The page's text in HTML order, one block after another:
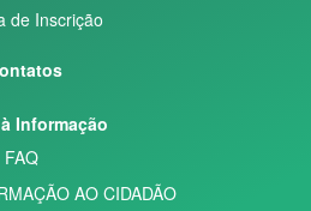
de Inscrição
Informação
FAQ
AO CIDADÃO